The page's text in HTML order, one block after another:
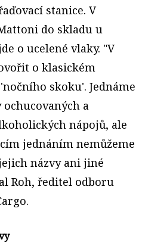
stanice. V
do skladu u
o ucelené vlaky. "V
o klasickém
skoku'. Jednáme
a
nápojů, ale
jednáním nemůžeme
názvy ani jiné
Roh, ředitel odboru